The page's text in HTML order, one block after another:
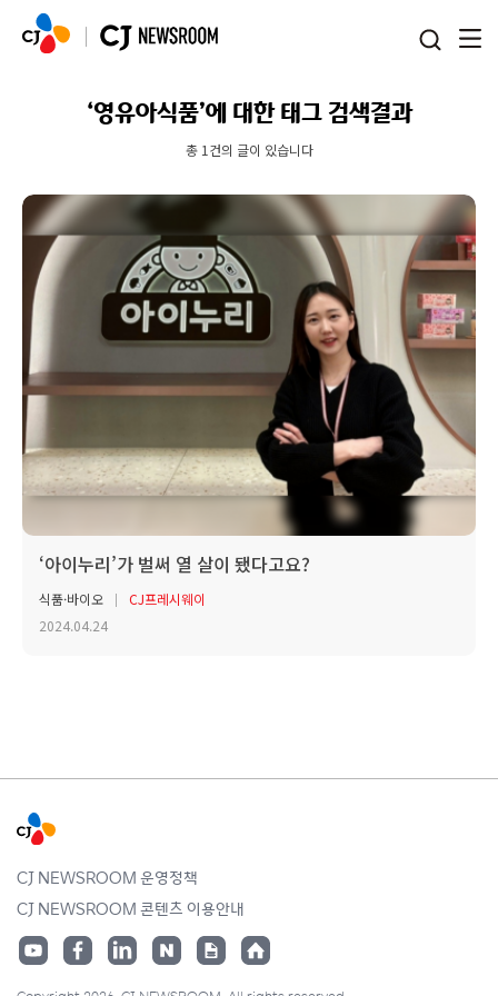
‘영유아식품’에 대한 태그 검색결과
총 1건의 글이 있습니다
‘아이누리’가 벌써 열 살이 됐다고요?
식품·바이오
CJ프레시웨이
2024.04.24
CJ NEWSROOM 운영정책
CJ NEWSROOM 콘텐츠 이용안내